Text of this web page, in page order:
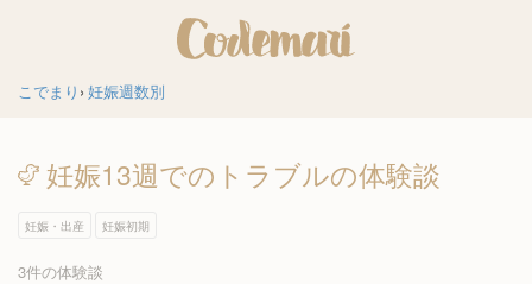
こでまり 妊娠週数別
妊娠13週でのトラブルの体験談
妊娠・出産 妊娠初期
3件の体験談